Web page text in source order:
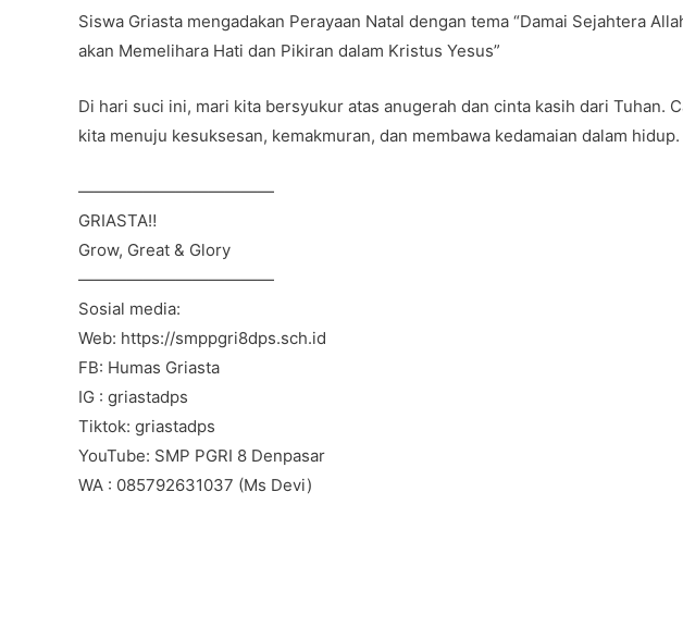
o
o
k
p
p
m
Siswa Griasta mengadakan Perayaan Natal dengan tema “Damai Sejahtera
akan Memelihara Hati dan Pikiran dalam Kristus Yesus”
Di hari suci ini, mari kita bersyukur atas anugerah dan cinta kasih dari Tuhan.
kita menuju kesuksesan, kemakmuran, dan membawa kedamaian dalam hidup.
————————————
GRIASTA‼️
Grow, Great & Glory
————————————
Sosial media:
Web: https://smppgri8dps.sch.id
FB: Humas Griasta
IG : griastadps
Tiktok: griastadps
YouTube: SMP PGRI 8 Denpasar
WA : 085792631037 (Ms Devi)